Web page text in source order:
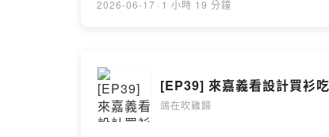
2026-06-17 · 1 小時 19 分鐘
[EP39] 來嘉義看設計買衫
鴿在吹雞歸